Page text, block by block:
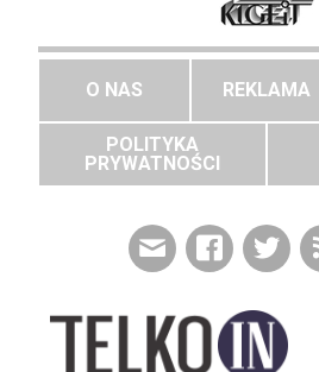
O NAS REKLAMA
POLITYKA
PRYWATNOŚCI